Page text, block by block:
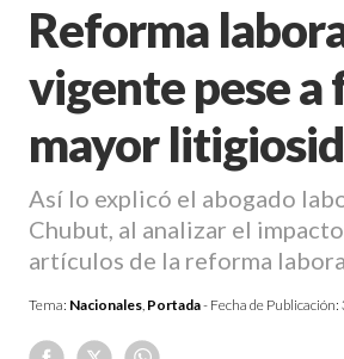
Reforma
vigente pese a
mayor
Así lo explicó el abogado
Chubut, al analizar el
artículos de la reforma
Tema: Nacionales, Portada- Fecha de Publicación: